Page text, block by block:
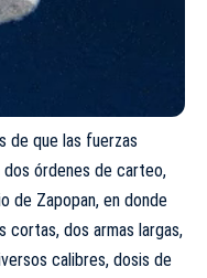
de que las fuerzas
dos órdenes de carteo,
de Zapopan, en donde
cortas, dos armas largas,
calibres, dosis de